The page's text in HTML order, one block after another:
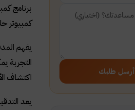
أرسل طلبك
برنامج
كمبيوتر
يفهم
التجربة
اكتشاف
يعد